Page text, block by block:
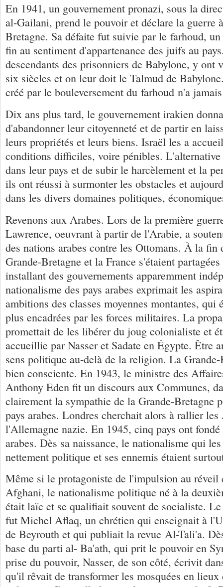
En 1941, un gouvernement pronazi, sous la
al-Gailani, prend le pouvoir et déclare la guerre
Bretagne. Sa défaite fut suivie par le farhoud,
fin au sentiment d'appartenance des juifs au
descendants des prisonniers de Babylone, y ont
six siècles et on leur doit le Talmud de
créé par le bouleversement du farhoud n'a
Dix ans plus tard, le gouvernement irakien
d'abandonner leur citoyenneté et de partir en
leurs propriétés et leurs biens. Israël les a
conditions difficiles, voire pénibles. L'alternative
dans leur pays et de subir le harcèlement et la
ils ont réussi à surmonter les obstacles et
dans les divers domaines politiques,
Revenons aux Arabes. Lors de la première
Lawrence, oeuvrant à partir de l'Arabie, a
des nations arabes contre les Ottomans. À la fin
Grande-Bretagne et la France s'étaient
installant des gouvernements apparemment
nationalisme des pays arabes exprimait les
ambitions des classes moyennes montantes, qui
plus encadrées par les forces militaires. La
promettait de les libérer du joug colonialiste et
accueillie par Nasser et Sadate en Égypte. Être
sens politique au-delà de la religion. La
bien consciente. En 1943, le ministre des
Anthony Eden fit un discours aux Communes,
clairement la sympathie de la Grande-Bretagne
pays arabes. Londres cherchait alors à rallier les
l'Allemagne nazie. En 1945, cinq pays ont
arabes. Dès sa naissance, le nationalisme qui
nettement politique et ses ennemis étaient
Même si le protagoniste de l'impulsion au
Afghani, le nationalisme politique né à la
était laïc et se qualifiait souvent de socialiste.
fut Michel Aflaq, un chrétien qui enseignait à
de Beyrouth et qui publiait la revue Al-Tali'a.
base du parti al- Ba'ath, qui prit le pouvoir en
prise du pouvoir, Nasser, de son côté, écrivit
qu'il rêvait de transformer les mosquées en lieux